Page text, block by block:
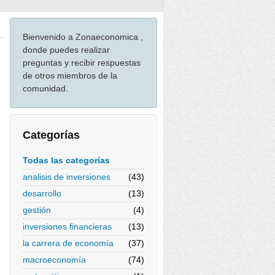
Bienvenido a Zonaeconomica ,
donde puedes realizar
preguntas y recibir respuestas
de otros miembros de la
comunidad.
Categorías
Todas las categorías
analisis de inversiones
(43)
desarrollo
(13)
gestión
(4)
inversiones financieras
(13)
la carrera de economía
(37)
macroeconomía
(74)